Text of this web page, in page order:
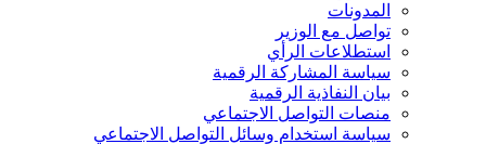
المدونات
تواصل مع الوزير
استطلاعات الرأي
سياسة المشاركة الرقمية
بيان النفاذية الرقمية
منصات التواصل الاجتماعي
سياسة استخدام وسائل التواصل الاجتماعي